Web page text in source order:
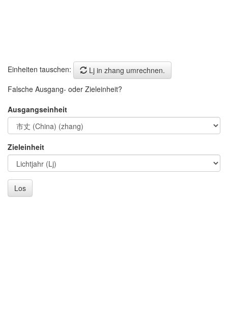
Einheiten tauschen:
Lj in zhang umrechnen.
Falsche Ausgang- oder Zieleinheit?
Ausgangseinheit
Zieleinheit
Los